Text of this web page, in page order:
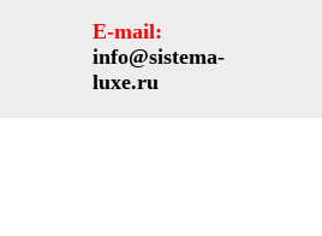
E-mail:
info@sistema-
luxe.ru